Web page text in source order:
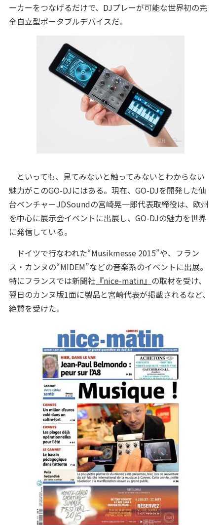
ーカーをつなげるだけで、DJプレーが可能な世界初の完
全自立型ポータブルデバイスだ。
といっても、見てみないと触ってみないとわからない
魅力がこのGO-DJにはある。現在、GO-DJを開発した仙
台ベンチャーJDSoundの宮崎晃一郎代表取締役は、欧州
を中心に展示会イベントに出展し、GO-DJの魅力を世界
に発信している。
ドイツで行なわれた“Musikmesse 2015”や、フラン
ス・カンヌの“MIDEM”などの音楽系のイベントに出展。
特にフランスでは新聞社 『nice-matin』 の取材を受け、
翌日のカンヌ版1面に製品と宮崎代表が掲載されるなど、
絶賛を受けた。